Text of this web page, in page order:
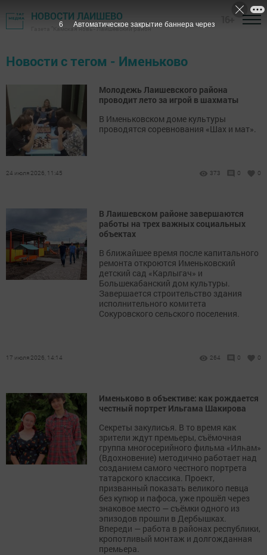
НОВОСТИ ЛАИШЕВО
Газета "Камская новь"- Лаишевский район
Новости с тегом - Именьково
Молодежь Лаишевского района
проводит лето за игрой в шахматы
В Именьковском доме культуры
проводятся соревнования «Шах и мат».
24 июля 2026, 11:45 373 0 0
В Лаишевском районе завершаются
работы на трех важных социальных
объектах
В ближайшее время после капитального
ремонта откроются Именьковский
детский сад «Карлыгач» и
Большекабанский дом культуры.
Завершается строительство здания
исполнительного комитета
Сокуровского сельского поселения.
17 июля 2026, 14:14 264 0 0
Именьково в объективе: как рождается
честный портрет Ильгама Шакирова
Секреты закулисья. В то время как
зрители ждут премьеры, съёмочная
группа многосерийного фильма «Илһам»
(Вдохновение) методично работает над
созданием самого честного портрета
татарского классика. Проект,
призванный показать великого певца
без купюр и пафоса, уже прошёл через
знаковое место — съёмки одного из
эпизодов прошли в Дербышках.
Впереди — работа в районах республики,
кропотливый монтаж и долгожданная
премьера.
5 Автоматическое закрытие баннера через